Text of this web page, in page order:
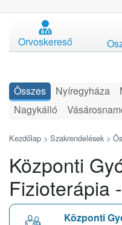
Orvoskereső
Összes Nyíregyháza
Nagykálló
Kezdőlap > Szakrendelések >
Központi
Fizioterápia
Központi